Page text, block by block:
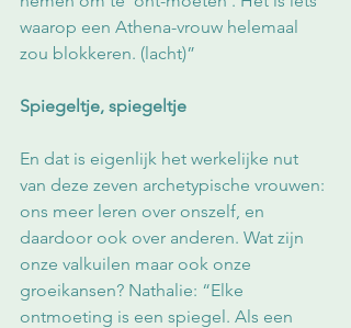
waarop een Athena-vrouw helemaal
zou blokkeren. (lacht)”
Spiegeltje, spiegeltje
En dat is eigenlijk het werkelijke nut
van deze zeven archetypische vrouwen:
ons meer leren over onszelf, en
daardoor ook over anderen. Wat zijn
onze valkuilen maar ook onze
groeikansen? Nathalie: “Elke
ontmoeting is een spiegel. Als een